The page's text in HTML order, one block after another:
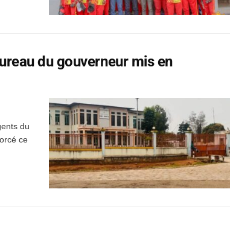
du gouverneur mis en
du
ce